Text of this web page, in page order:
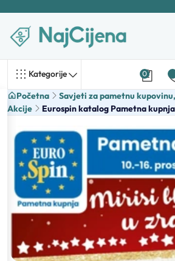
Kategorije 0
Početna
Savjeti za pametnu
Akcije
Eurospin katalog Pametna kupnja